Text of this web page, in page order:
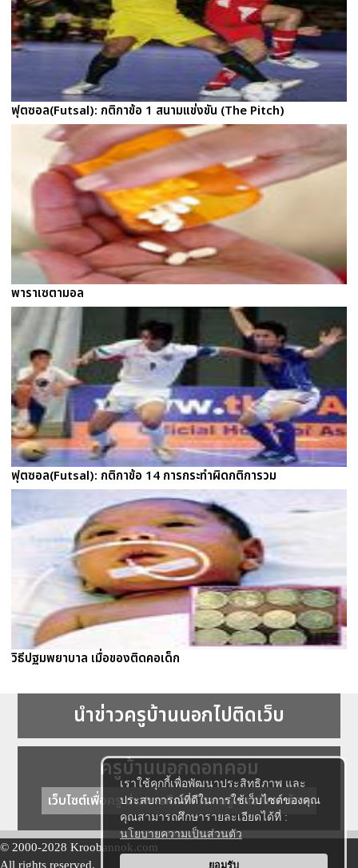
เราใช้คุกกี้เพื่อพัฒนาประสิทธิภาพ และ
ประสบการณ์ที่ดีในการใช้เว็บไซต์ของคุณ
คุณสามารถศึกษารายละเอียดได้ที่ :
นโยบายความเป็นส่วนตัว
ฟุตซอล(Futsal): กติกาข้อ 1 สนามแข่งขัน (The Pitch)
พาราเซตามอล
ฟุตซอล(Futsal): กติกาข้อ 14 การกระทำผิดกติการวม
วิธีปฐมพยาบาล เมื่อของติดคอเด็ก
นำข่าวครูบ้านนอกไปติดเว็บ
ครูบ้านนอกดอทคอม
เว็บไซต์เพื่อครู ข่าวการศึกษา ความรู้ การศึกษาไทย
© 2000-2028 Kroobannok.com
All rights reserved.